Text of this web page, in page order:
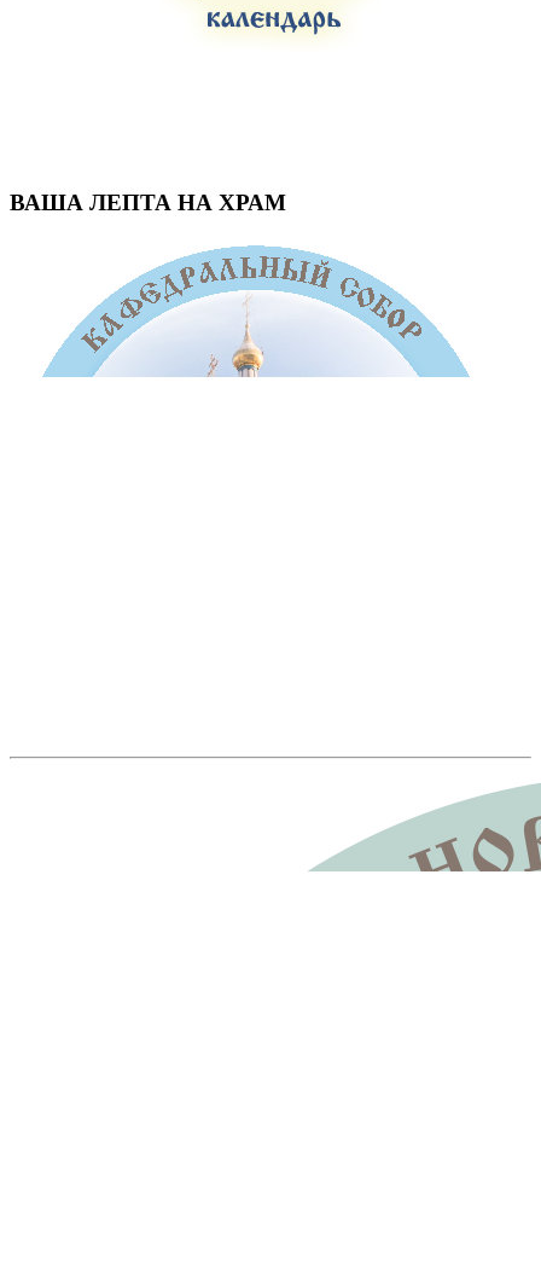
ВАША ЛЕПТА НА ХРАМ